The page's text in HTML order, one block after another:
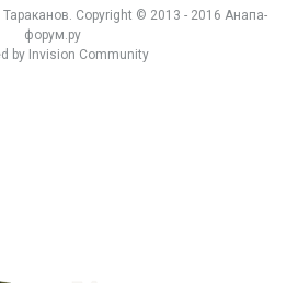
. Copyright © 2013 - 2016 Анапа-
форум.ру
by Invision Community